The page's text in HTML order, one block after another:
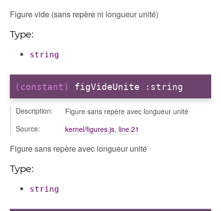
Figure vide (sans repère ni longueur unité)
Type:
string
(constant) figVideUnite :string
Description:
Figure sans repère avec longueur unité
Source:
kernel/figures.js, line 21
Figure sans repère avec longueur unité
Type:
string